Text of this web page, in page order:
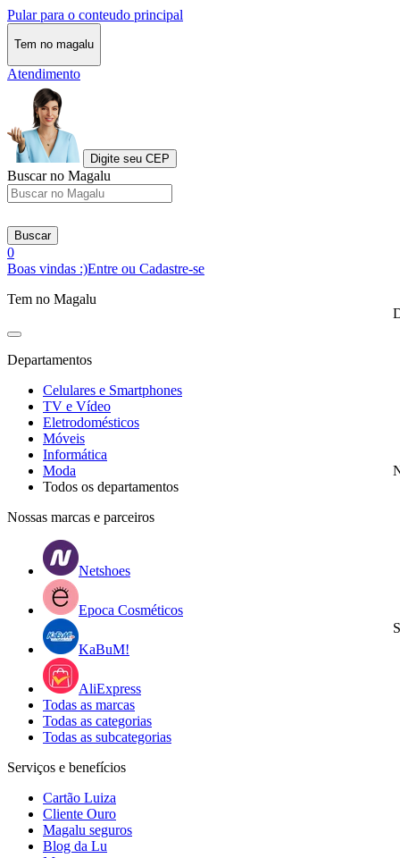
Pular para o conteudo principal
Tem no magalu
Atendimento
Digite seu CEP
Buscar no Magalu
Buscar
0
Boas vindas :)Entre ou Cadastre-se
Tem no Magalu
Departamentos
Celulares e Smartphones
TV e Vídeo
Eletrodomésticos
Móveis
Informática
Moda
Todos os departamentos
Nossas marcas e parceiros
Netshoes
Epoca Cosméticos
KaBuM!
AliExpress
Todas as marcas
Todas as categorias
Todas as subcategorias
Serviços e benefícios
Cartão Luiza
Cliente Ouro
Magalu seguros
Blog da Lu